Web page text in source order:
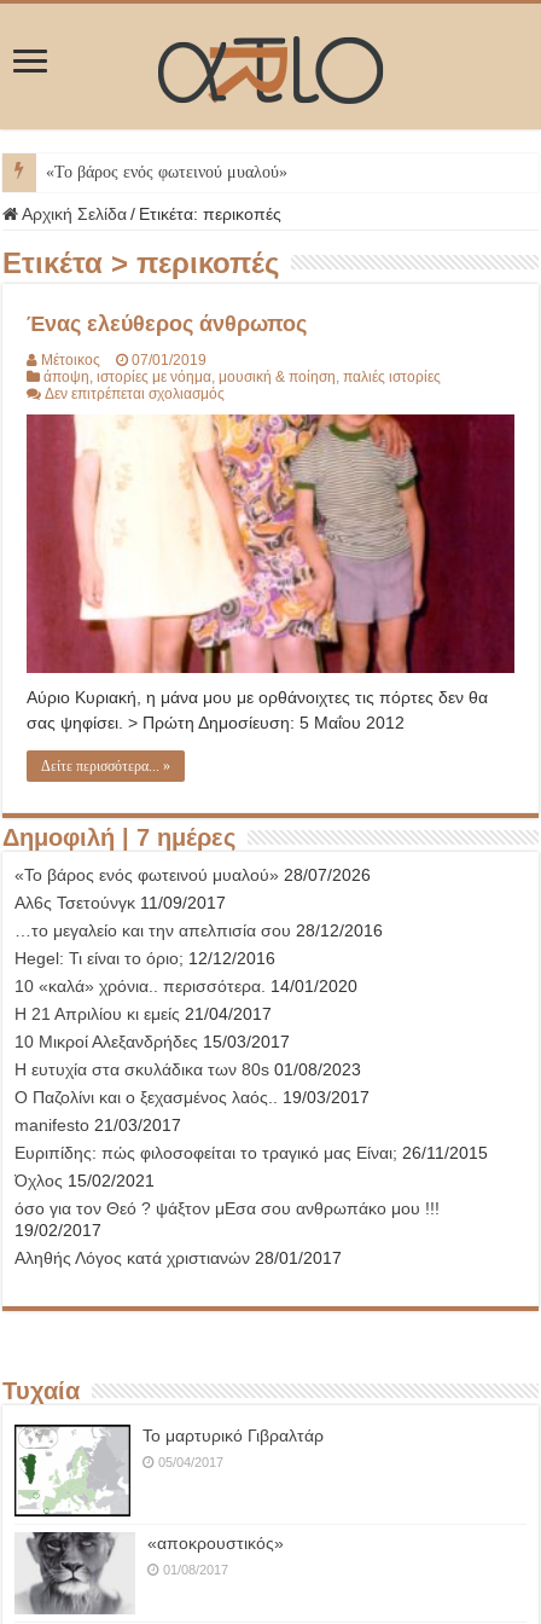
Μ
Αρχική Σελίδα / Ετικέτα:περικοπές
Ετικέτα >περικοπές
Ένας ελεύθερος άνθρωπος
Μέτοικος
07/01/2019
άποψη ,ιστορίες με νόημα ,μουσική & ποίηση ,παλιές ιστορίες
Δεν επιτρέπεται σχολιασμός
ελεύθερος
άνθρωπος
Αύριο Κυριακή, η μάνα μου με ορθάνοιχτες τις πόρτες δεν θα
σας ψηφίσει. > Πρώτη Δημοσίευση: 5 Μαΐου 2012
Δείτε περισσότερα... »
Δημοφιλή | 7 ημέρες
«Το βάρος ενός φωτεινού μυαλού» 28/07/2026
Αλ6ς Τσετούνγκ 11/09/2017
…το μεγαλείο και την απελπισία σου 28/12/2016
Hegel: Τι είναι το όριο; 12/12/2016
10 «καλά» χρόνια.. περισσότερα. 14/01/2020
Η 21 Απριλίου κι εμείς 21/04/2017
10 Μικροί Αλεξανδρήδες 15/03/2017
Η ευτυχία στα σκυλάδικα των 80s 01/08/2023
Ο Παζολίνι και ο ξεχασμένος λαός.. 19/03/2017
manifesto 21/03/2017
Ευριπίδης: πώς φιλοσοφείται το τραγικό μας Είναι; 26/11/2015
Όχλος 15/02/2021
όσο για τον Θεό ? ψάξτον μΕσα σου ανθρωπάκο μου !!!
19/02/2017
Αληθής Λόγος κατά χριστιανών 28/01/2017
Τυχαία
Το μαρτυρικό Γιβραλτάρ
05/04/2017
«αποκρουστικός»
01/08/2017